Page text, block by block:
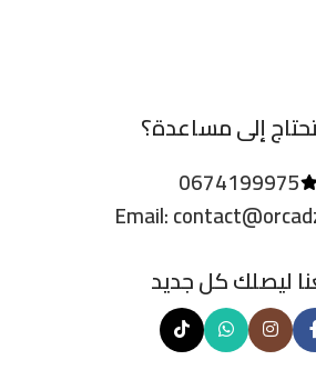
إلى مساعدة؟
0674199975
Email:
ليصلك كل جديد